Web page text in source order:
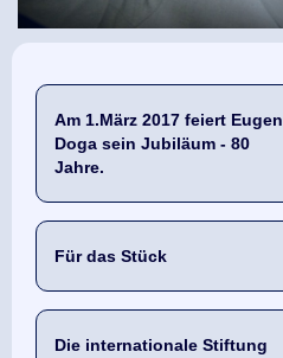
Am 1.März 2017 feiert Eugen
Doga sein Jubiläum - 80
Jahre.
Für das Stück
Die internationale Stiftung